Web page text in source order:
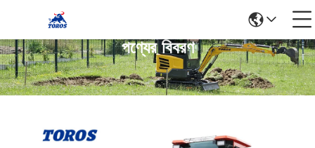
পণ্যের বিবরণ